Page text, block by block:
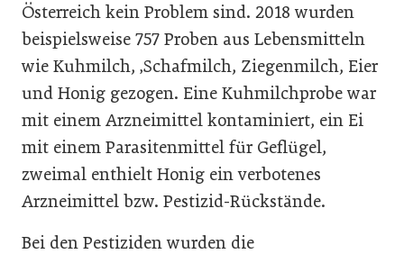
Österreich kein Problem sind. 2018 wurden
beispielsweise 757 Proben aus Lebensmitteln
wie Kuhmilch, ‚Schafmilch, Ziegenmilch, Eier
und Honig gezogen. Eine Kuhmilchprobe war
mit einem Arzneimittel kontaminiert, ein Ei
mit einem Parasitenmittel für Geflügel,
zweimal enthielt Honig ein verbotenes
Arzneimittel bzw. Pestizid-Rückstände.
Bei den Pestiziden wurden die